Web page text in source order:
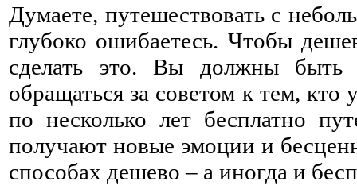
Думаете, путешествовать с
глубоко ошибаетесь. Чтобы
сделать это. Вы должны быть
обращаться за советом к тем,
по несколько лет бесплатно
получают новые эмоции и
способах дешево – а иногда и